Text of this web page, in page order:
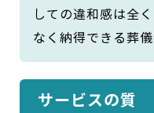
しての違和感は全
なく納得できる葬
サービスの質